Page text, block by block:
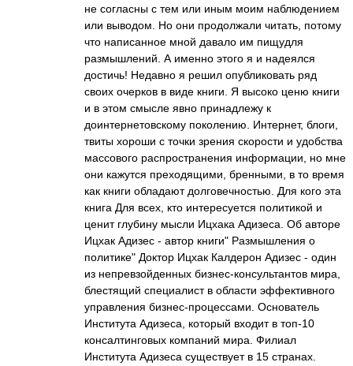
не согласны с тем или иным моим наблюдением
или выводом. Но они продолжали читать, потому
что написанное мной давало им пищудля
размышлений. А именно этого я и надеялся
достичь! Недавно я решил опубликовать ряд
своих очерков в виде книги. Я высоко ценю книги
и в этом смысле явно принадлежу к
доинтернетовскому поколению. Интернет, блоги,
твиты хороши с точки зрения скорости и удобства
массового распространения информации, но мне
они кажутся преходящими, бренными, в то время
как книги обладают долговечностью. Для кого эта
книга Для всех, кто интересуется политикой и
ценит глубину мысли Ицхака Адизеса. Об авторе
Ицхак Адизес - автор книги" Размышления о
политике" Доктор Ицхак Калдерон Адизес - один
из непревзойденных бизнес-консультантов мира,
блестящий специалист в области эффективного
управления бизнес-процессами. Основатель
Института Адизеса, который входит в топ-10
консалтинговых компаний мира. Филиал
Института Адизеса существует в 15 странах.